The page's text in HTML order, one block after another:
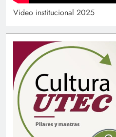
Video institucional 2025